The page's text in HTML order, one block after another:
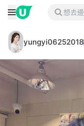
yungyi06252018